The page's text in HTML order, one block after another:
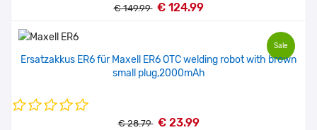
€ 149.99 € 124.99
Sale
Ersatzakkus ER6 für Maxell ER6 OTC welding robot with brown
small plug,2000mAh
€ 28.79 € 23.99